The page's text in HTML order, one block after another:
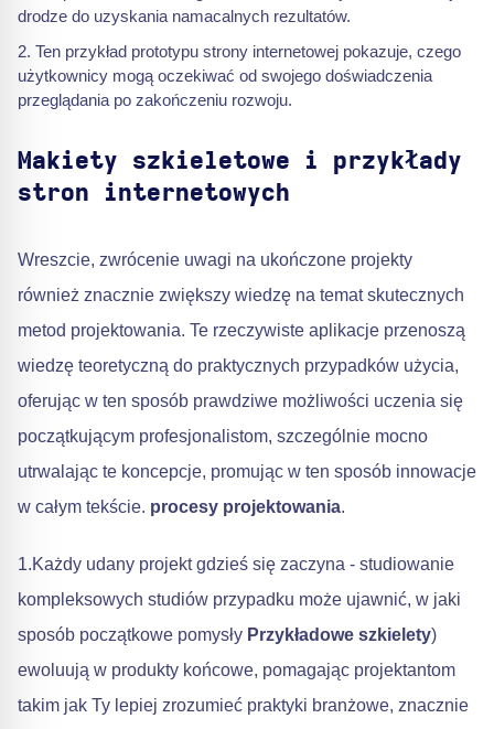
drodze do uzyskania namacalnych rezultatów.
Ten przykład prototypu strony internetowej pokazuje, czego
użytkownicy mogą oczekiwać od swojego doświadczenia
przeglądania po zakończeniu rozwoju.
Makiety szkieletowe i przykłady
stron internetowych
Wreszcie, zwrócenie uwagi na ukończone projekty
również znacznie zwiększy wiedzę na temat skutecznych
metod projektowania. Te rzeczywiste aplikacje przenoszą
wiedzę teoretyczną do praktycznych przypadków użycia,
oferując w ten sposób prawdziwe możliwości uczenia się
początkującym profesjonalistom, szczególnie mocno
utrwalając te koncepcje, promując w ten sposób innowacje
w całym tekście. procesy projektowania.
1.Każdy udany projekt gdzieś się zaczyna - studiowanie
kompleksowych studiów przypadku może ujawnić, w jaki
sposób początkowe pomysły Przykładowe szkielety)
ewoluują w produkty końcowe, pomagając projektantom
takim jak Ty lepiej zrozumieć praktyki branżowe, znacznie